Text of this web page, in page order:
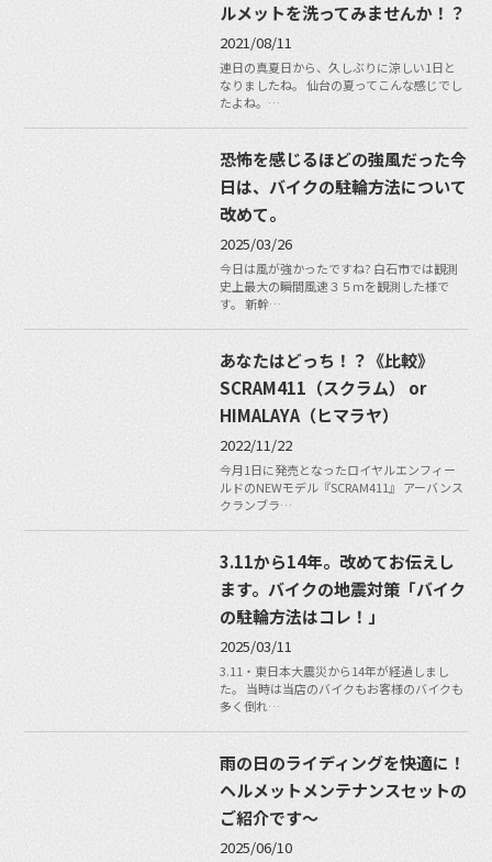
ルメットを洗ってみませんか！？
2021/08/11
連日の真夏日から、久しぶりに涼しい1日と
なりましたね。 仙台の夏ってこんな感じでし
たよね。…
恐怖を感じるほどの強風だった今
日は、バイクの駐輪方法について
改めて。
2025/03/26
今日は風が強かったですね?️ 白石市では観測
史上最大の瞬間風速３５mを観測した様で
す。 新幹…
あなたはどっち！？《比較》
SCRAM411（スクラム） or
HIMALAYA（ヒマラヤ）
2022/11/22
今月1日に発売となったロイヤルエンフィー
ルドのNEWモデル『SCRAM411』 アーバンス
クランブラ…
3.11から14年。改めてお伝えし
ます。バイクの地震対策「バイク
の駐輪方法はコレ！」
2025/03/11
3.11・東日本大震災から14年が経過しまし
た。 当時は当店のバイクもお客様のバイクも
多く倒れ…
雨の日のライディングを快適に！
ヘルメットメンテナンスセットの
ご紹介です〜
2025/06/10